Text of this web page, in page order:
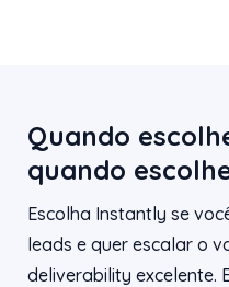
Quando
quando
Escolha Instantly se
leads e quer escalar o
deliverability excelente.